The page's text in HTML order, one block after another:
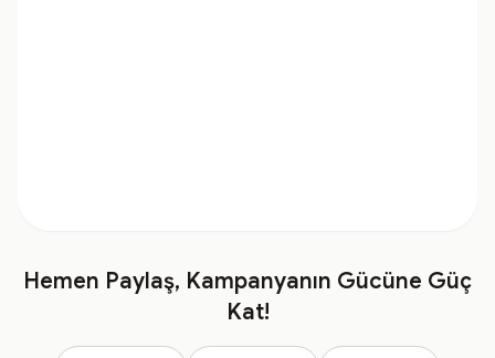
Hemen Paylaş, Kampanyanın Gücüne Güç
Kat!